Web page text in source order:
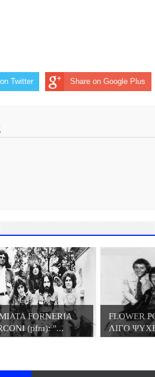
Twitter Share on Google Plus
FORNERIA
(pfm): "...
FLOWER
ΛΙΓΟ
ΛΙΓ...